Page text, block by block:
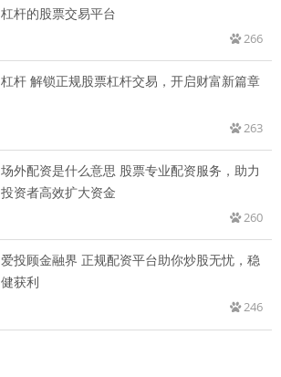
杠杆的股票交易平台
266
杠杆 解锁正规股票杠杆交易，开启财富新篇章
263
场外配资是什么意思 股票专业配资服务，助力
投资者高效扩大资金
260
爱投顾金融界 正规配资平台助你炒股无忧，稳
健获利
246